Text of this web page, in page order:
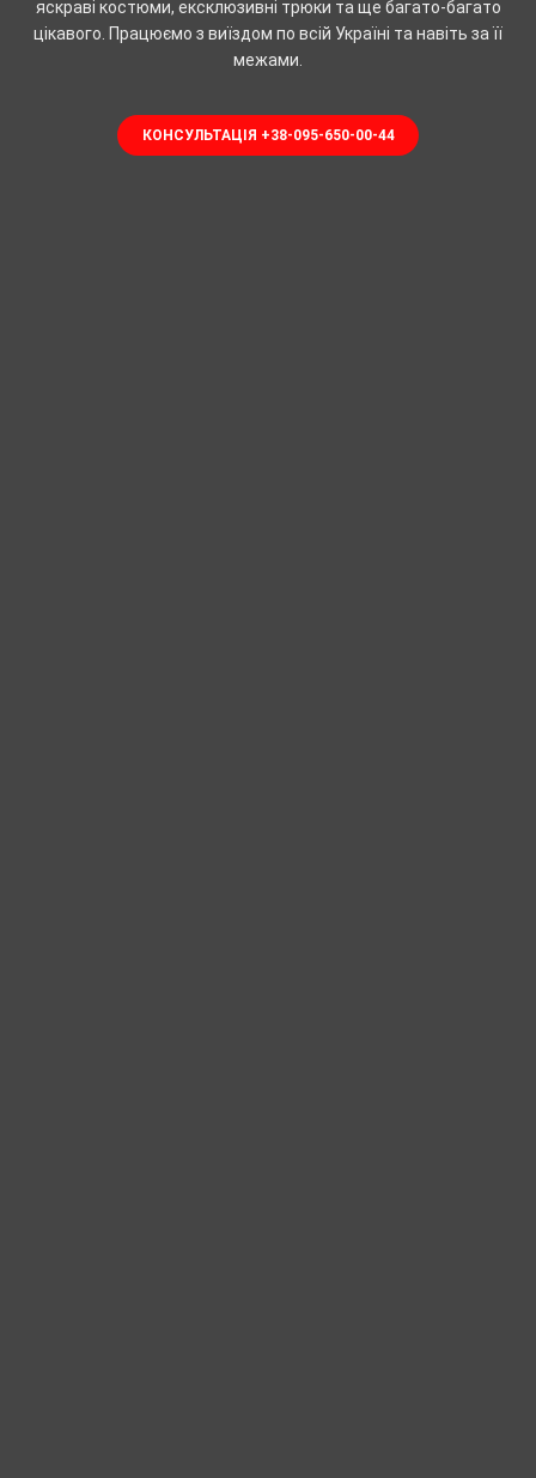
яскраві костюми, ексклюзивні трюки та ще багато-багато
цікавого. Працюємо з виїздом по всій Україні та навіть за її
межами.
КОНСУЛЬТАЦІЯ +38-095-650-00-44